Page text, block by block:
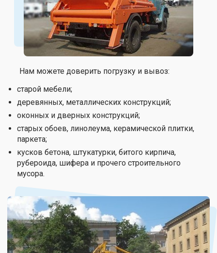
Нам можете доверить погрузку и вывоз:
старой мебели;
деревянных, металлических конструкций;
оконных и дверных конструкций;
старых обоев, линолеума, керамической плитки,
паркета;
кусков бетона, штукатурки, битого кирпича,
рубероида, шифера и прочего строительного
мусора.